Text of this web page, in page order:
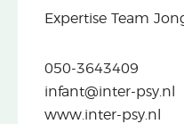
Expertise Team
050-3643409
infant@inter-psy.nl
www.inter-psy.nl